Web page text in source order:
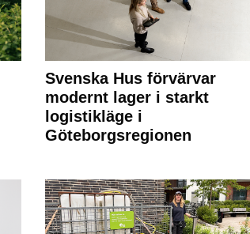
Svenska Hus förvärvar
modernt lager i starkt
logistikläge i
Göteborgsregionen